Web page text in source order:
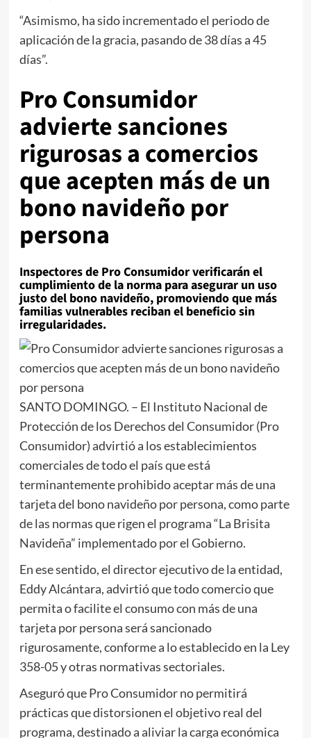
“Asimismo, ha sido incrementado el periodo de
aplicación de la gracia, pasando de 38 días a 45
días”.
Pro Consumidor
advierte sanciones
rigurosas a comercios
que acepten más de un
bono navideño por
persona
Inspectores de Pro Consumidor verificarán el
cumplimiento de la norma para asegurar un uso
justo del bono navideño, promoviendo que más
familias vulnerables reciban el beneficio sin
irregularidades.
SANTO DOMINGO. – El Instituto Nacional de
Protección de los Derechos del Consumidor (Pro
Consumidor) advirtió a los establecimientos
comerciales de todo el país que está
terminantemente prohibido aceptar más de una
tarjeta del bono navideño por persona, como parte
de las normas que rigen el programa “La Brisita
Navideña” implementado por el Gobierno.
En ese sentido, el director ejecutivo de la entidad,
Eddy Alcántara, advirtió que todo comercio que
permita o facilite el consumo con más de una
tarjeta por persona será sancionado
rigurosamente, conforme a lo establecido en la Ley
358-05 y otras normativas sectoriales.
Aseguró que Pro Consumidor no permitirá
prácticas que distorsionen el objetivo real del
programa, destinado a aliviar la carga económica